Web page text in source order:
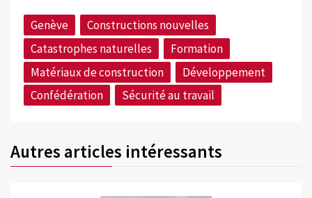
Genève
Constructions nouvelles
Catastrophes naturelles
Formation
Matériaux de construction
Développement
Confédération
Sécurité au travail
Autres articles intéressants